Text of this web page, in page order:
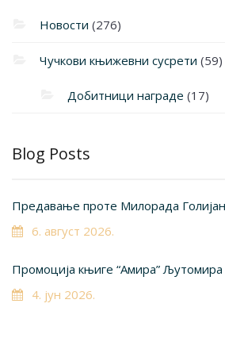
Новости (276)
Чучкови књижевни сусрети (59)
Добитници награде (17)
Blog Posts
Предавање проте Милорада
6. август 2026.
Промоција књиге “Амира”
4. јун 2026.